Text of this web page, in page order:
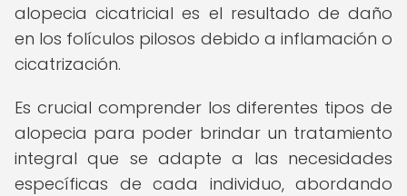
alopecia cicatricial es el resultado de daño
en los folículos pilosos debido a inflamación o
cicatrización.
Es crucial comprender los diferentes tipos de
alopecia para poder brindar un tratamiento
integral que se adapte a las necesidades
específicas de cada individuo, abordando